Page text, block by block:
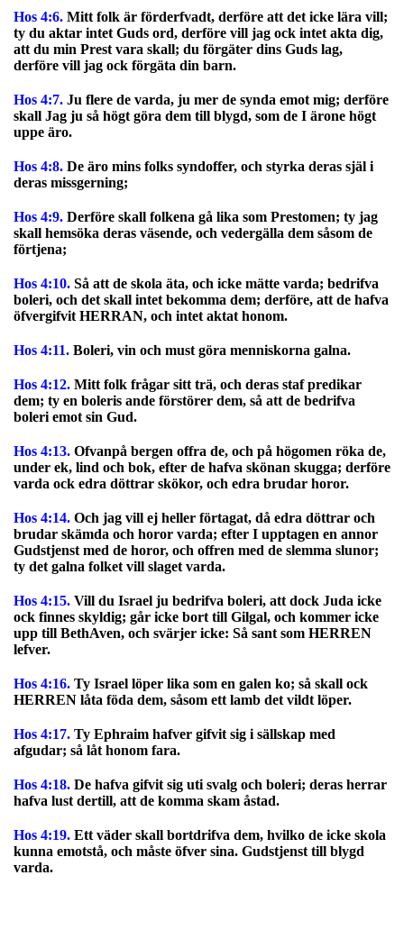
Hos 4:6. Mitt folk är förderfvadt, derföre att det icke lära vill;
ty du aktar intet Guds ord, derföre vill jag ock intet akta dig,
att du min Prest vara skall; du förgäter dins Guds lag,
derföre vill jag ock förgäta din barn.
Hos 4:7. Ju flere de varda, ju mer de synda emot mig; derföre
skall Jag ju så högt göra dem till blygd, som de I ärone högt
uppe äro.
Hos 4:8. De äro mins folks syndoffer, och styrka deras själ i
deras missgerning;
Hos 4:9. Derföre skall folkena gå lika som Prestomen; ty jag
skall hemsöka deras väsende, och vedergälla dem såsom de
förtjena;
Hos 4:10. Så att de skola äta, och icke mätte varda; bedrifva
boleri, och det skall intet bekomma dem; derföre, att de hafva
öfvergifvit HERRAN, och intet aktat honom.
Hos 4:11. Boleri, vin och must göra menniskorna galna.
Hos 4:12. Mitt folk frågar sitt trä, och deras staf predikar
dem; ty en boleris ande förstörer dem, så att de bedrifva
boleri emot sin Gud.
Hos 4:13. Ofvanpå bergen offra de, och på högomen röka de,
under ek, lind och bok, efter de hafva skönan skugga; derföre
varda ock edra döttrar skökor, och edra brudar horor.
Hos 4:14. Och jag vill ej heller förtagat, då edra döttrar och
brudar skämda och horor varda; efter I upptagen en annor
Gudstjenst med de horor, och offren med de slemma slunor;
ty det galna folket vill slaget varda.
Hos 4:15. Vill du Israel ju bedrifva boleri, att dock Juda icke
ock finnes skyldig; går icke bort till Gilgal, och kommer icke
upp till BethAven, och svärjer icke: Så sant som HERREN
lefver.
Hos 4:16. Ty Israel löper lika som en galen ko; så skall ock
HERREN låta föda dem, såsom ett lamb det vildt löper.
Hos 4:17. Ty Ephraim hafver gifvit sig i sällskap med
afgudar; så låt honom fara.
Hos 4:18. De hafva gifvit sig uti svalg och boleri; deras herrar
hafva lust dertill, att de komma skam åstad.
Hos 4:19. Ett väder skall bortdrifva dem, hvilko de icke skola
kunna emotstå, och måste öfver sina. Gudstjenst till blygd
varda.